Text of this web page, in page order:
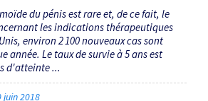
du pénis est rare et, de ce fait, le
les indications thérapeutiques
environ 2 100 nouveaux cas sont
année. Le taux de survie à 5 ans est
d'atteinte ...
juin 2018